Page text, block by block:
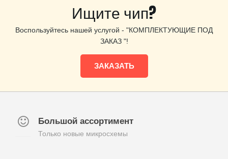
Ищите чип?
Воспользуйтесь нашей услугой - "КОМПЛЕКТУЮЩИЕ ПОД
ЗАКАЗ "!
ЗАКАЗАТЬ
Большой ассортимент
Только новые микросхемы